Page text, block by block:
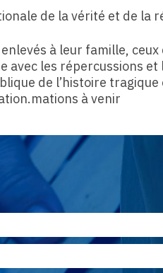
de la vérité et de la
à leur famille,
les répercussions
de l’histoire
à venir